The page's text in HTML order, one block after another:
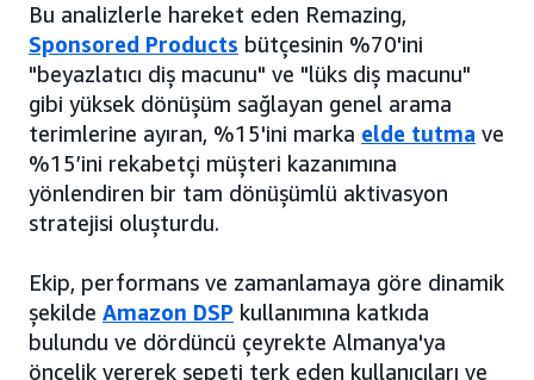
Bu analizlerle hareket eden Remazing,
Sponsored Products bütçesinin %70'ini
"beyazlatıcı diş macunu" ve "lüks diş macunu"
gibi yüksek dönüşüm sağlayan genel arama
terimlerine ayıran, %15'ini marka elde tutma ve
%15’ini rekabetçi müşteri kazanımına
yönlendiren bir tam dönüşümlü aktivasyon
stratejisi oluşturdu.
Ekip, performans ve zamanlamaya göre dinamik
şekilde Amazon DSP kullanımına katkıda
bulundu ve dördüncü çeyrekte Almanya'ya
öncelik vererek sepeti terk eden kullanıcıları ve